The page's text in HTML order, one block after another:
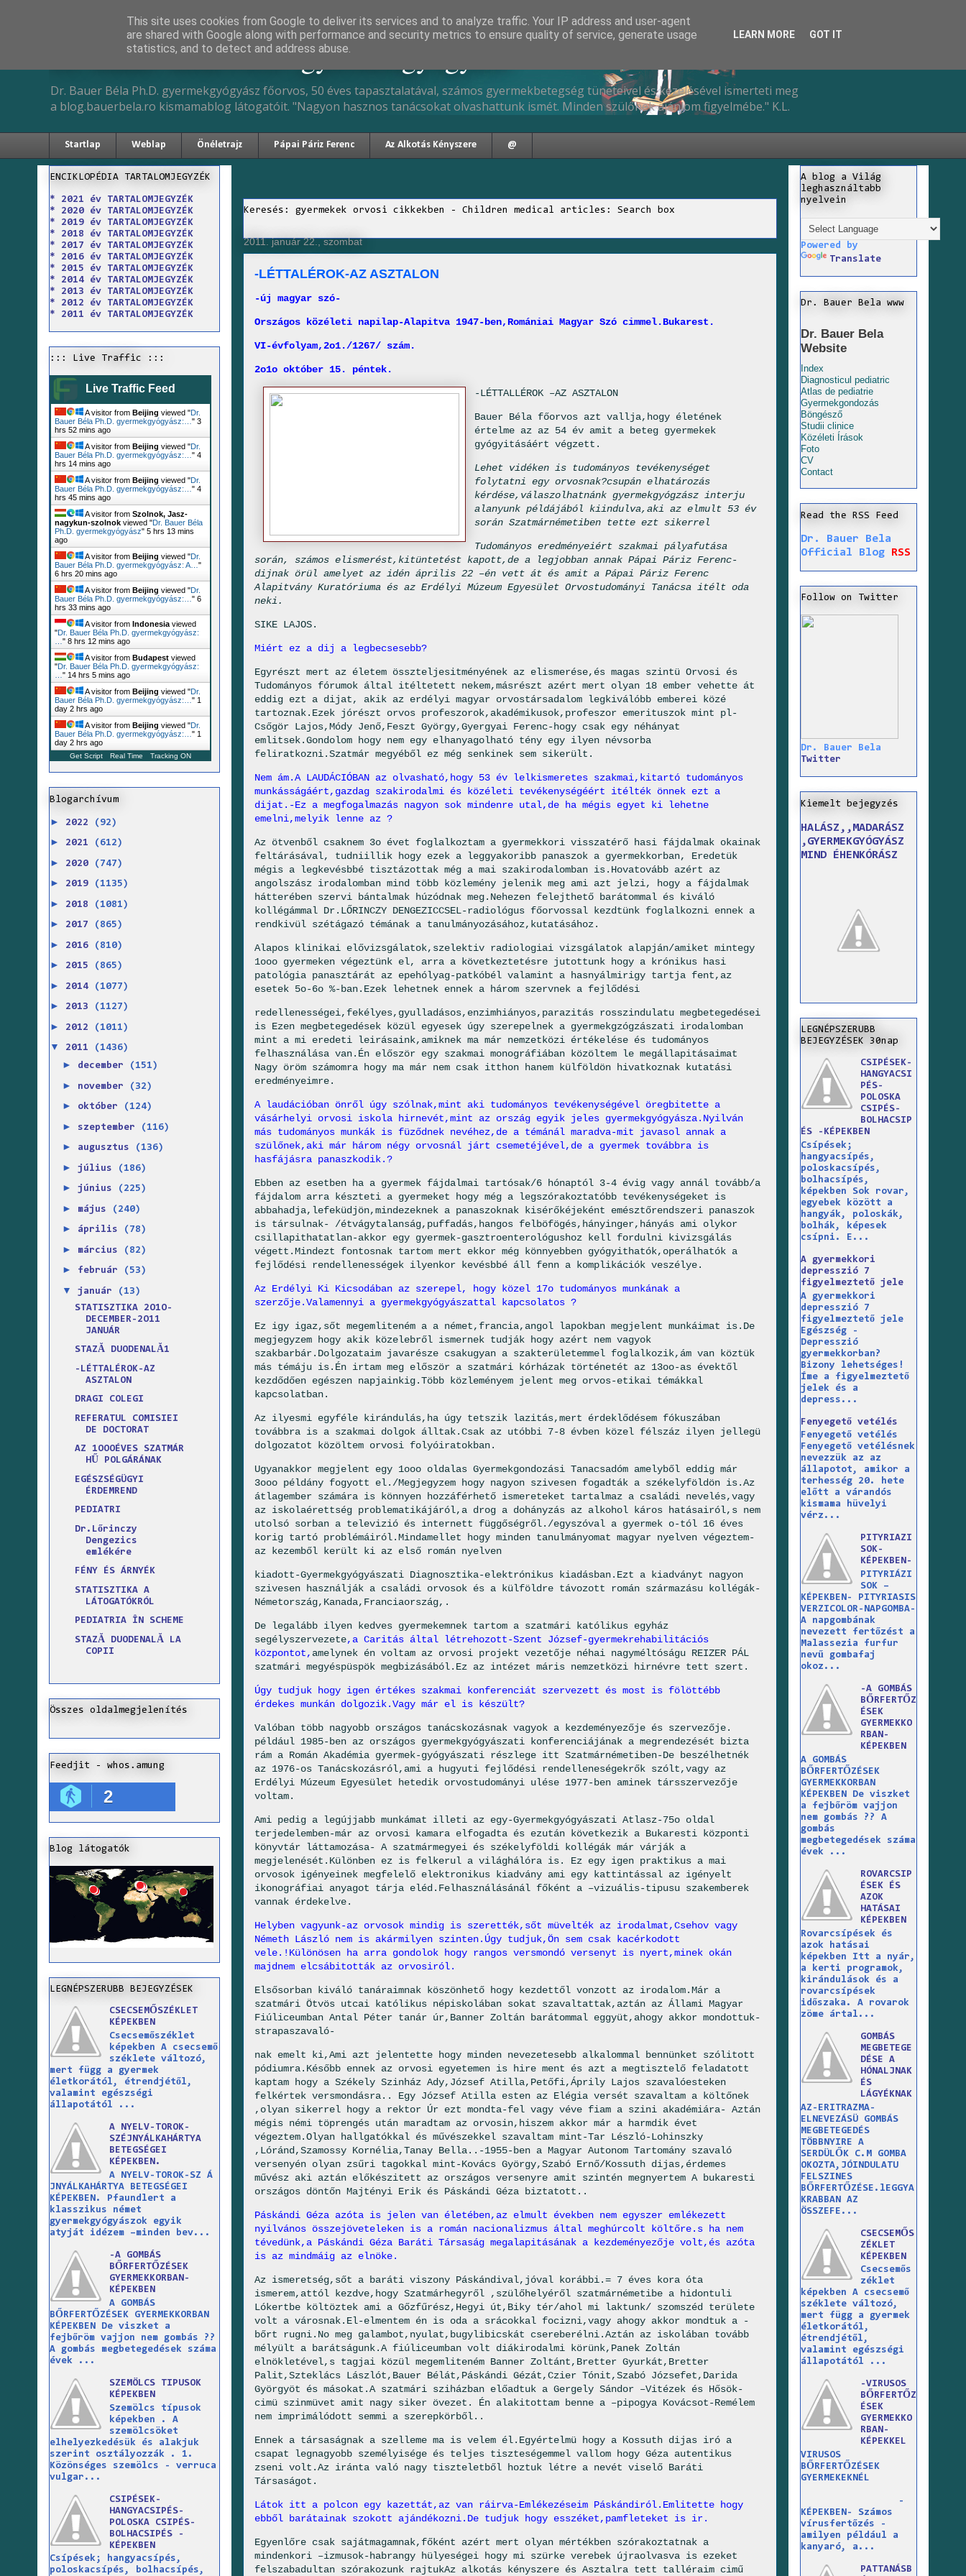
Dr. Bauer Béla Ph.D. gyermekgyógyász
Dr. Bauer Béla Ph.D. gyermekgyógyász főorvos, 50 éves tapasztalatával, számos gyermekbetegség tüneteivel és kezelésével ismerteti meg
a blog.bauerbela.ro kismamablog látogatóit. "Nagyon hasznos tanácsokat olvashattunk ismét. Minden szülőnek ajánlom figyelmébe." K.L.
Startlap Weblap Önéletrajz Pápai Páriz Ferenc Az Alkotás Kényszere @
Keresés: gyermekek orvosi cikkekben - Children medical articles: Search box
2011. január 22., szombat
-LÉTTALÉROK-AZ ASZTALON
-új magyar szó-
Országos közéleti napilap-Alapitva 1947-ben,Romániai Magyar Szó cimmel.Bukarest.
VI-évfolyam,2o1./1267/ szám.
2o1o október 15. péntek.
-LÉTTALLÉROK –AZ ASZTALON
Bauer Béla főorvos azt vallja,hogy életének
értelme az az 54 év amit a beteg gyermekek
gyógyitásáért végzett.
Lehet vidéken is tudományos tevékenységet
folytatni egy orvosnak?csupán elhatározás
kérdése,válaszolhatnánk gyermekgyógzász interju
alanyunk példájából kiindulva,aki az elmult 53 év
során Szatmárnémetiben tette ezt sikerrel
Tudományos eredményeiért szakmai pályafutása
során, számos elismerést,kitüntetést kapott,de a legjobban annak Pápai Páriz Ferenc-
dijnak örül amelyet az idén április 22 –én vett át és amit a Pápai Páriz Ferenc
Alapitvány Kuratóriuma és az Erdélyi Múzeum Egyesület Orvostudományi Tanácsa itélt oda
neki.
SIKE LAJOS.
Miért ez a dij a legbecsesebb?
Egyrészt mert az életem összteljesitményének az elismerése,és magas szintü Orvosi és
Tudományos fórumok által itéltetett nekem,másrészt azért mert olyan 18 ember vehette át
eddig ezt a dijat, akik az erdélyi magyar orvostársadalom legkiválóbb emberei közé
tartoznak.Ezek jórészt orvos profeszorok,akadémikusok,profeszor emerituszok mint pl-
Csőgör Lajos,Módy Jenő,Feszt György,Gyergyai Ferenc-hogy csak egy néhányat
emlitsek.Gondolom hogy nem egy elhanyagolható tény egy ilyen névsorba
feliratkozni.Szatmár megyéből ez még senkinek sem sikerült.
Nem ám.A LAUDÁCIÓBAN az olvasható,hogy 53 év lelkismeretes szakmai,kitartó tudományos
munkásságáért,gazdag szakirodalmi és közéleti tevékenységéért itélték önnek ezt a
dijat.-Ez a megfogalmazás nagyon sok mindenre utal,de ha mégis egyet ki lehetne
emelni,melyik lenne az ?
Az ötvenből csaknem 3o évet foglalkoztam a gyermekkori visszatérő hasi fájdalmak okainak
feltárásával, tudniillik hogy ezek a leggyakoribb panaszok a gyermekkorban, Eredetük
mégis a legkevésbbé tisztázottak még a mai szakirodalomban is.Hovatovább azért az
angolszász irodalomban mind több közlemény jelenik meg ami azt jelzi, hogy a fájdalmak
hátterében szervi bántalmak húzódnak meg.Nehezen felejthető barátommal és kiváló
kollégámmal Dr.LŐRINCZY DENGEZICCSEL-radiológus főorvossal kezdtünk foglalkozni ennek a
rendkivül szétágazó témának a tanulmányozásához,kutatásához.
Alapos klinikai elővizsgálatok,szelektiv radiologiai vizsgálatok alapján/amiket mintegy
1ooo gyermeken végeztünk el, arra a következtetésre jutottunk hogy a krónikus hasi
patológia panasztárát az epehólyag-patkóbél valamint a hasnyálmirigy tartja fent,az
esetek 5o-6o %-ban.Ezek lehetnek ennek a három szervnek a fejlődési
redellenességei,fekélyes,gyulladásos,enzimhiányos,parazitás rosszindulatu megbetegedései
is Ezen megbetegedések közül egyesek úgy szerepelnek a gyermekgzógzászati irodalomban
mint a mi eredeti leirásaink,amiknek ma már nemzetközi értékelése és tudományos
felhasználása van.Én először egy szakmai monográfiában közöltem le megállapitásaimat
Nagy öröm számomra hogy ma már nem csak itthon hanem külföldön hivatkoznak kutatási
eredményeimre.
A laudációban önről úgy szólnak,mint aki tudományos tevékenységével öregbitette a
vásárhelyi orvosi iskola hirnevét,mint az ország egyik jeles gyermekgyógyásza.Nyilván
más tudományos munkák is füződnek nevéhez,de a témánál maradva-mit javasol annak a
szülőnek,aki már három négy orvosnál járt csemetéjével,de a gyermek továbbra is
hasfájásra panaszkodik.?
Ebben az esetben ha a gyermek fájdalmai tartósak/6 hónaptól 3-4 évig vagy annál tovább/a
fájdalom arra készteti a gyermeket
hogy még a legszórakoztatóbb tevékenységeket is
abbahadja,lefeküdjön,mindezeknek a panaszoknak kisérőkéjeként emésztőrendszeri panaszok
is társulnak- /étvágytalanság,puffadás,hangos felböfögés,hányinger,hányás ami olykor
csillapithatatlan-akkor egy gyermek-gasztroenterológushoz kell fordulni kivizsgálás
végett.Mindezt fontosnak tartom mert ekkor még könnyebben gyógyithatók,operálhatók a
fejlődési rendellenességek ilyenkor kevésbbé áll fenn a komplikációk veszélye.
Az Erdélyi Ki Kicsodában az szerepel, hogy közel 17o tudományos munkának a
szerzője.Valamennyi a gyermekgyógyászattal kapcsolatos ?
Ez igy igaz,sőt megemliteném a a német,francia,angol lapokban megjelent munkáimat is.De
megjegyzem hogy akik közelebről ismernek tudják hogy azért nem vagyok
szakbarbár.Dolgozataim javarésze csakugyan a szakterületemmel foglalkozik,ám van köztük
más témáju is.Én irtam meg először a szatmári kórházak történetét az 13oo-as évektől
kezdődően egészen napjainkig.Több közleményem jelent meg orvos-etikai témákkal
kapcsolatban.
Az ilyesmi egyféle kirándulás,ha úgy tetszik lazitás,mert érdeklődésem fókuszában
továbbra is a szakmai dolgok álltak.Csak az utóbbi 7-8 évben közel félszáz ilyen jellegü
dolgozatot közöltem orvosi folyóiratokban.
Ugyanakkor megjelent egy 1ooo oldalas Gyermekgondozási Tanacsadóm amelyből eddig már
3ooo példány fogyott el./Megjegyzem hogy nagyon szivesen fogadták a székelyföldön is.Az
átlagember számára is könnyen hozzáférhető ismereteket tartalmaz a családi nevelés,vagy
az iskolaérettség problematikájáról,a drog a dohányzás az alkohol káros hatásairól,s nem
utolsó sorban a televizió és internett függőségről./egyszóval a gyermek o-tól 16 éves
korig tartó problémáiról.Mindamellet hogy minden tanulmányomat magyar nyelven végeztem-
az kezemből került ki az első román nyelven
kiadott-Gyermekgyógyászati Diagnosztika-elektrónikus kiadásban.Ezt a kiadványt nagyon
szivesen használják a családi orvosok és a külföldre távozott román származásu kollégák-
Németország,Kanada,Franciaország,.
De legalább ilyen kedves gyermekemnek tartom a szatmári katólikus egyház
segélyszervezete,a Caritás által létrehozott-Szent József-gyermekrehabilitációs
központot, amelynek én voltam az orvosi projekt vezetője néhai nagyméltóságu REIZER PÁL
szatmári megyéspüspök megbizásából.Ez az intézet máris nemzetközi hirnévre tett szert.
Úgy tudjuk hogy igen értékes szakmai konferenciát szervezett és most is fölöttébb
érdekes munkán dolgozik.Vagy már el is készült?
Valóban több nagyobb országos tanácskozásnak vagyok a kezdeményezője és szervezője.
például 1985-ben az országos gyermekgyógyászati konferenciájának a megrendezését bizta
rám a Román Akadémia gyermek-gyógyászati részlege itt Szatmárnémetiben-De beszélhetnék
az 1976-os Tanácskozásról,ami a hugyuti fejlődési rendelleneségekrők szólt,vagy az
Erdélyi Múzeum Egyesület hetedik orvostudományi ulése 1977-ben aminek társszervezője
voltam.
Ami pedig a legújjabb munkámat illeti az egy-Gyermekgyógyászati Atlasz-75o oldal
terjedelemben-már az orvosi kamara elfogadta és ezután következik a Bukaresti központi
könyvtár láttamozása- A szatmármegyei és székelyföldi kollégák már várják a
megjelenését.Különben ez is felkerul a világhálóra is. Ez egy igen praktikus a mai
orvosok igényeinek megfelelő elektronikus kiadvány ami egy kattintással az igényelt
ikonográfiai anyagot tárja eléd.Felhasználásánál főként a –vizuális-tipusu szakemberek
vannak érdekelve.
Helyben vagyunk-az orvosok mindig is szerették,sőt müvelték az irodalmat,Csehov vagy
Németh László nem is akármilyen szinten.Úgy tudjuk,Ön sem csak kacérkodott
vele.!Különösen ha arra gondolok hogy rangos versmondó versenyt is nyert,minek okán
majdnem elcsábitották az orvosiról.
Elsősorban kiváló tanáraimnak köszönhető hogy kezdettől vonzott az irodalom.Már a
szatmári Ötvös utcai katólikus népiskolában sokat szavaltattak,aztán az Állami Magyar
Fiúliceumban Antal Péter tanár úr,Banner Zoltán barátommal eggyüt,ahogy akkor mondottuk-
strapaszavaló-
nak emelt ki,Ami azt jelentette hogy minden nevezetesebb alkalommal bennünket szólitott
pódiumra.Később ennek az orvosi egyetemen is hire ment és azt a megtisztelő feladatott
kaptam hogy a Székely Szinház Ady,József Atilla,Petőfi,Áprily Lajos szavalóesteken
felkértek versmondásra.. Egy József Atilla esten az Elégia versét szavaltam a költőnek
,olyan sikerrel hogy a rektor Úr ezt mondta-fel vagy véve fiam a szini akadémiára- Aztán
mégis némi töprengés után maradtam az orvosin,hiszem akkor már a harmdik évet
végeztem.Olyan hallgatókkal és művészekkel szavaltam mint-Tar Lészló-Lohinszky
,Lóránd,Szamossy Kornélia,Tanay Bella..-1955-ben a Magyar Autonom Tartomány szavaló
versenyén olyan zsűri tagokkal mint-Kovács György,Szabó Ernő/Kossuth dijas,érdemes
művész aki aztán előkészitett az országos versenyre amit szintén megnyertem A bukaresti
országos döntőn Majtényi Erik és Páskándi Géza biztatott..
Páskándi Géza azóta is jelen van életében,az elmult években nem egyszer emlékezett
nyilvános összejöveteleken is a román nacionalizmus által meghúrcolt költőre.s ha nem
tévedünk,a Páskándi Géza Baráti Társaság megalapitásának a kezdeményezője volt,és azóta
is az mindmáig az elnöke.
Az ismeretség,sőt a baráti viszony Páskándival,jóval korábbi.= 7 éves kora óta
ismerem,attól kezdve,hogy Szatmárhegyről ,szülőhelyéről szatmárnémetibe a hidontuli
Lókertbe
költöztek ami a Gőzfűrész,Hegyi út,Biky tér/ahol mi laktunk/ szomszéd területe
volt a városnak.El-elmentem én is oda a srácokkal focizni,vagy ahogy akkor mondtuk a -
bőrt rugni.No meg galambot,nyulat,bugylibicskát csereberélni.Aztán az iskolában tovább
mélyült a barátságunk.A fiúliceumban volt diákirodalmi körünk,Panek Zoltán
elnökletével,s tagjai közül megemliteném Banner Zoltánt,Bretter Gyurkát,Bretter
Palit,Szteklács Lászlót,Bauer Bélát,Páskándi Gézát,Czier Tónit,Szabó Józsefet,Darida
Györgyöt és másokat.A szatmári sziházban előadtuk a Gergely Sándor –Vitézek és Hősök-
cimü szinmüvet amit nagy siker övezet. Én alakitottam benne a –pipogya Kovácsot-Remélem
nem imprimálódott semmi a szerepkörből..
Ennek a társaságnak a szelleme ma is velem él.Egyértelmü hogy a Kossuth dijas iró a
csapat legnagyobb személyisége és teljes tiszteségemmel vallom hogy Géza autentikus
zseni volt.Az iránta való nagy tiszteletből hoztuk létre a nevét viselő Baráti
Társaságot.
Látok itt a polcon egy kazettát,az van ráirva-Emlékezéseim Páskándiról.Emlitette hogy
ebből barátainak szokott ajándékozni.De tudjuk hogy esszéket,pamfleteket is ir.
Egyenlőre csak sajátmagamnak,főként azért mert olyan mértékben szórakoztatnak a
mindenkori –izmusok-habrangy hülyeségei hogy mi szürke verebek újraolvasva is ezeket
felszabadultan szórakozunk rajtukAz alkotás kényszere és Asztalra tett talléraim cimű
ENCIKLOPÉDIA TARTALOMJEGYZÉK
* 2021 év TARTALOMJEGYZÉK
* 2020 év TARTALOMJEGYZÉK
* 2019 év TARTALOMJEGYZÉK
* 2018 év TARTALOMJEGYZÉK
* 2017 év TARTALOMJEGYZÉK
* 2016 év TARTALOMJEGYZÉK
* 2015 év TARTALOMJEGYZÉK
* 2014 év TARTALOMJEGYZÉK
* 2013 év TARTALOMJEGYZÉK
* 2012 év TARTALOMJEGYZÉK
* 2011 év TARTALOMJEGYZÉK
::: Live Traffic :::
Live Traffic Feed
A visitor from Beijing viewed "Dr.
Bauer Béla Ph.D. gyermekgyógyász:… " 3
hrs 52 mins ago
A visitor from Beijing viewed "Dr.
Bauer Béla Ph.D. gyermekgyógyász:… " 4
hrs 14 mins ago
A visitor from Beijing viewed "Dr.
Bauer Béla Ph.D. gyermekgyógyász:… " 4
hrs 45 mins ago
A visitor from Szolnok, Jasz-
nagykun-szolnok viewed "Dr. Bauer Béla
Ph.D. gyermekgyógyász" 5 hrs 13 mins
ago
A visitor from Beijing viewed "Dr.
Bauer Béla Ph.D. gyermekgyógyász: A… "
6 hrs 20 mins ago
A visitor from Beijing viewed "Dr.
Bauer Béla Ph.D. gyermekgyógyász:… " 6
hrs 33 mins ago
A visitor from Indonesia viewed
"Dr. Bauer Béla Ph.D. gyermekgyógyász:
" 8 hrs 12 mins ago
A visitor from Budapest viewed
"Dr. Bauer Béla Ph.D. gyermekgyógyász:
" 14 hrs 5 mins ago
A visitor from Beijing viewed "Dr.
Bauer Béla Ph.D. gyermekgyógyász:… " 1
day 2 hrs ago
A visitor from Beijing viewed "Dr.
Bauer Béla Ph.D. gyermekgyógyász:… " 1
day 2 hrs ago
Get Script Real Time Tracking ON
Blogarchívum
► 2022 (92)
► 2021 (612)
► 2020 (747)
► 2019 (1135)
► 2018 (1081)
► 2017 (865)
► 2016 (810)
► 2015 (865)
► 2014 (1077)
► 2013 (1127)
► 2012 (1011)
▼ 2011 (1436)
► december (151)
► november (32)
► október (124)
► szeptember (116)
► augusztus (136)
► július (186)
► június (225)
► május (240)
► április (78)
► március (82)
► február (53)
▼ január
(13)
STATISZTIKA 2O1O-
DECEMBER-2O11
JANUÁR
STAZĂ DUODENALĂ1
-LÉTTALÉROK-AZ
ASZTALON
DRAGI COLEGI
REFERATUL COMISIEI
DE DOCTORAT
AZ 1OOOÉVES SZATMÁR
HŰ POLGÁRÁNAK
EGÉSZSÉGÜGYI
ÉRDEMREND
PEDIATRI
Dr.Lőrinczy
Dengezics
emlékére
FÉNY ÉS ÁRNYÉK
STATISZTIKA A
LÁTOGATÓKRÓL
PEDIATRIA ÎN SCHEME
STAZĂ DUODENALĂ LA
COPII
Összes oldalmegjelenítés
Feedjit - whos.amung
2
Blog látogatók
LEGNÉPSZERUBB BEJEGYZÉSEK
CSECSEMŐSZÉKLET
KÉPEKBEN
Csecsemőszéklet
képekben A csecsemő
széklete változó,
mert függ a gyermek
életkorától, étrendjétől,
valamint egészségi
állapotától ...
A NYELV-TOROK-
SZÉJNYÁLKAHÁRTYA
BETEGSÉGEI
KÉPEKBEN.
A NYELV-TOROK-SZ Á
JNYÁLKAHÁRTYA BETEGSÉGEI
KÉPEKBEN. Pfaundlert a
klasszikus német
gyermekgyógyászok egyik
atyját idézem –minden bev...
-A GOMBÁS
BŐRFERTŐZÉSEK
GYERMEKKORBAN-
KÉPEKBEN
A GOMBÁS
BŐRFERTŐZÉSEK GYERMEKKORBAN
KÉPEKBEN De viszket a
fejbőröm vajjon nem gombás ??
A gombás megbetegedések száma
évek ...
SZEMÖLCS TIPUSOK
KÉPEKBEN
Szemölcs típusok
képekben . A
szemölcsöket
elhelyezkedésük és alakjuk
szerint osztályozzák . 1.
Közönséges szemölcs - verruca
vulgar...
CSIPÉSEK-
HANGYACSIPÉS-
POLOSKA CSIPÉS-
BOLHACSIPÉS -
KÉPEKBEN
Csípések; hangyacsípés,
poloskacsípés, bolhacsípés,
A blog a Világ
leghasználtabb
nyelvein
Powered by
Translate
Dr. Bauer Bela www
Dr. Bauer Bela
Website
Index
Diagnosticul pediatric
Atlas de pediatrie
Gyermekgondozás
Böngésző
Studii clinice
Közéleti Írások
Foto
CV
Contact
Read the RSS Feed
Dr. Bauer Bela
Official Blog
RSS
Follow on Twitter
Dr. Bauer Bela
Twitter
Kiemelt bejegyzés
HALÁSZ,,MADARÁSZ
,GYERMEKGYÓGYÁSZ
MIND ÉHENKÓRÁSZ
LEGNÉPSZERUBB
BEJEGYZÉSEK 30nap
CSIPÉSEK-
HANGYACSI
PÉS-
POLOSKA
CSIPÉS-
BOLHACSIP
ÉS -KÉPEKBEN
Csípések;
hangyacsípés,
poloskacsípés,
bolhacsípés,
képekben Sok rovar,
egyebek között a
hangyák, poloskák,
bolhák, képesek
csípni. E...
A gyermekkori
depresszió 7
figyelmeztető jele
A gyermekkori
depresszió 7
figyelmeztető jele
Egészség -
Depresszió
gyermekkorban?
Bizony lehetséges!
Íme a figyelmeztető
jelek és a
depress...
Fenyegető vetélés
Fenyegető vetélés
Fenyegető vetélésnek
nevezzük az az
állapotot, amikor a
terhesség 20. hete
előtt a várandós
kismama hüvelyi
vérz...
PITYRIAZI
SOK-
KÉPEKBEN-
PITYRIÁZI
SOK –
KÉPEKBEN- PITYRIASIS
VERZICOLOR-NAPGOMBA-
A napgombának
nevezett fertőzést a
Malassezia furfur
nevű gombafaj
okoz...
-A GOMBÁS
BŐRFERTŐZ
ÉSEK
GYERMEKKO
RBAN-
KÉPEKBEN
A GOMBÁS
BŐRFERTŐZÉSEK
GYERMEKKORBAN
KÉPEKBEN De viszket
a fejbőröm vajjon
nem gombás ?? A
gombás
megbetegedések száma
évek ...
ROVARCSIP
ÉSEK ÉS
AZOK
HATÁSAI
KÉPEKBEN
Rovarcsípések és
azok hatásai
képekben Itt a nyár,
a kerti programok,
kirándulások és a
rovarcsípések
időszaka. A rovarok
zöme ártal...
GOMBÁS
MEGBETEGE
DÉSE A
HÓNALJNAK
ÉS
LÁGYÉKNAK
AZ-ERITRAZMA-
ELNEVEZÁSÜ GOMBÁS
MEGBETEGEDÉS
TÖBBNYIRE A
SERDÜLŐK C.M GOMBA
OKOZTA,JÓINDULATU
FELSZINES
BŐRFERTŐZÉSE.lEGGYA
KRABBAN AZ
ÖSSZEFE...
CSECSEMŐS
ZÉKLET
KÉPEKBEN
Csecsemős
zéklet
képekben A csecsemő
széklete változó,
mert függ a gyermek
életkorától,
étrendjétől,
valamint egészségi
állapotától ...
-VIRUSOS
BŐRFERTŐZ
ÉSEK
GYERMEKKO
RBAN-
KÉPEKKEL
VIRUSOS
BŐRFERTŐZÉSEK
GYERMEKEKNÉL
-
KÉPEKBEN- Számos
vírusfertőzés -
amilyen például a
kanyaró, a...
PATTANÁSB
This site uses cookies from Google to deliver its services and to analyze traffic. Your IP address and user-agent
are shared with Google along with performance and security metrics to ensure quality of service, generate usage
statistics, and to detect and address abuse.
LEARN MORE GOT IT